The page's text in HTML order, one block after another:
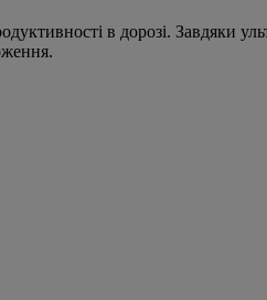
в дорозі. Завдяки